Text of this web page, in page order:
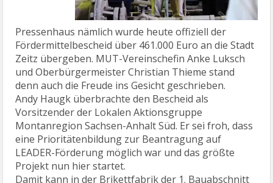
Pressenhaus nämlich wurde heute offiziell der
Fördermittelbescheid über 461.000 Euro an die Stadt
Zeitz übergeben. MUT-Vereinschefin Anke Luksch
und Oberbürgermeister Christian Thieme stand
denn auch die Freude ins Gesicht geschrieben.
Andy Haugk überbrachte den Bescheid als
Vorsitzender der Lokalen Aktionsgruppe
Montanregion Sachsen-Anhalt Süd. Er sei froh, dass
eine Prioritätenbildung zur Beantragung auf
LEADER-Förderung möglich war und das größte
Projekt nun hier startet.
Damit kann in der Brikettfabrik der 1. Bauabschnitt